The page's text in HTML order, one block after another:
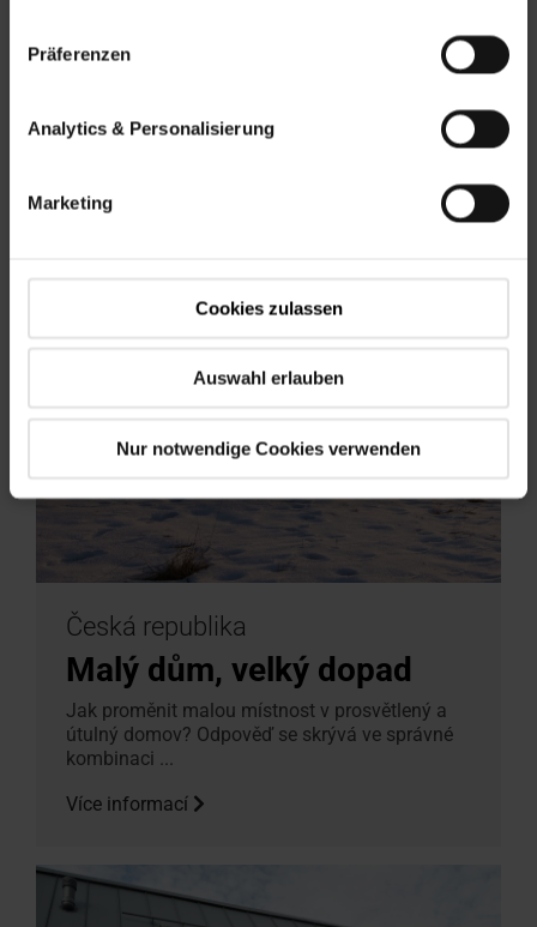
Präferenzen
Analytics & Personalisierung
Marketing
Cookies zulassen
Auswahl erlauben
Nur notwendige Cookies verwenden
Více informací
Česká republika
Malý dům, velký dopad
Jak proměnit malou místnost v prosvětlený a
útulný domov? Odpověď se skrývá ve správné
kombinaci ...
Více informací